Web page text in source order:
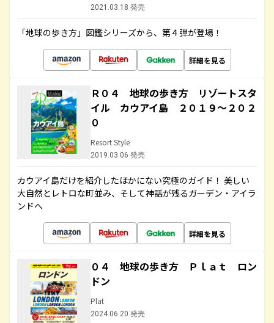
2021.03.18 発売
「地球の歩き方」図鑑シリーズから、第４弾が登場！
詳細を見る
Ｒ０４ 地球の歩き方 リゾートスタ
イル カウアイ島 ２０１９～２０２
０
Resort Style
2019.03.06 発売
カウアイ島だけを紹介したほかにない究極のガイド！ 美しい
大自然とレトロな町並み、そして神話が残るガーデン・アイラ
ンドへ
詳細を見る
０４ 地球の歩き方 Ｐｌａｔ ロン
ドン
Plat
2024.06.20 発売